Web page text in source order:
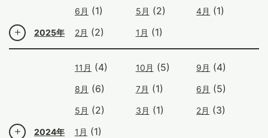
2025年
6月 (1) 5月 (2) 4月 (1)
2月 (2) 1月 (1)
2024年
11月 (4) 10月 (5) 9月 (4)
8月 (6) 7月 (1) 6月 (5)
5月 (2) 3月 (1) 2月 (3)
1月 (1)